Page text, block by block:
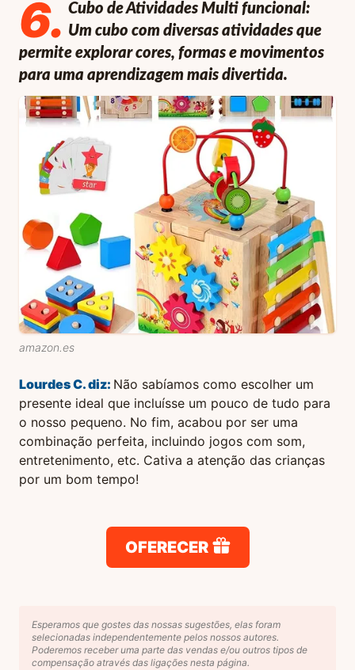
6. Cubo de Atividades Multi funcional:
Um cubo com diversas atividades que
permite explorar cores, formas e movimentos
para uma aprendizagem mais divertida.
amazon.es
Lourdes C.diz: Não sabíamos como escolher um
presente ideal que incluísse um pouco de tudo para
o nosso pequeno. No fim, acabou por ser uma
combinação perfeita, incluindo jogos com som,
entretenimento, etc. Cativa a atenção das crianças
por um bom tempo!
OFERECER
Esperamos que gostes das nossas sugestões, elas foram
selecionadas independentemente pelos nossos autores.
Poderemos receber uma parte das vendas e/ou outros tipos de
compensação através das ligações nesta página.